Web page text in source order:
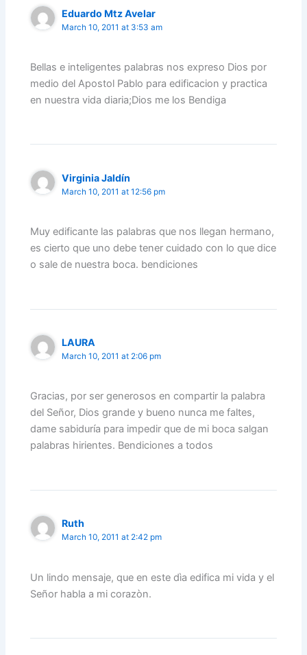
Eduardo Mtz Avelar
March 10, 2011 at 3:53 am
Bellas e inteligentes palabras nos expreso Dios por
medio del Apostol Pablo para edificacion y practica
en nuestra vida diaria;Dios me los Bendiga
Virginia Jaldín
March 10, 2011 at 12:56 pm
Muy edificante las palabras que nos llegan hermano,
es cierto que uno debe tener cuidado con lo que dice
o sale de nuestra boca. bendiciones
LAURA
March 10, 2011 at 2:06 pm
Gracias, por ser generosos en compartir la palabra
del Señor, Dios grande y bueno nunca me faltes,
dame sabiduría para impedir que de mi boca salgan
palabras hirientes. Bendiciones a todos
Ruth
March 10, 2011 at 2:42 pm
Un lindo mensaje, que en este dìa edifica mi vida y el
Señor habla a mi corazòn.